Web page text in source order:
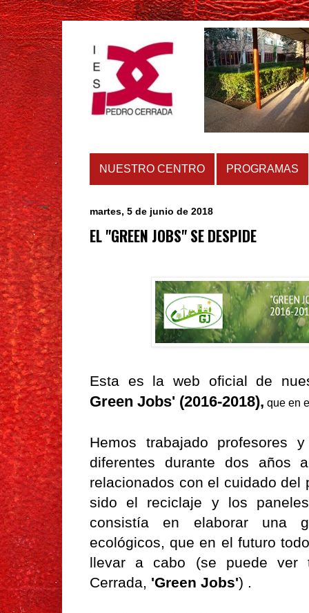
NUESTRO CENTRO PROGRAMAS
martes, 5 de junio de 2018
EL "GREEN JOBS" SE DESPIDE
Esta es la web oficial de
Green Jobs' (2016-2018), que en
Hemos trabajado profesores
diferentes durante dos años
relacionados con el cuidado del
sido el reciclaje y los
consistía en elaborar una
ecológicos, que en el futuro
llevar a cabo (se puede ver
Cerrada, 'Green Jobs') .